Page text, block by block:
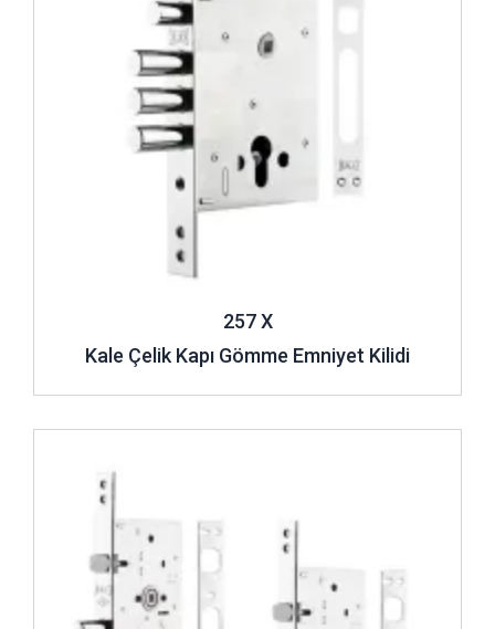
257 X
Kale Çelik Kapı Gömme Emniyet Kilidi